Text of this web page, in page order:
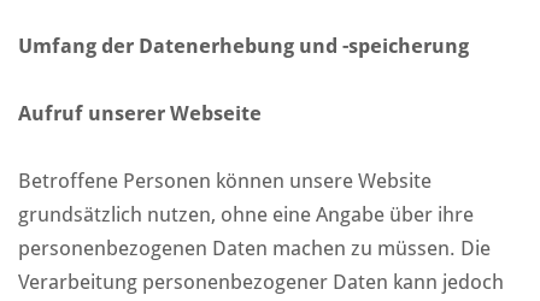
Umfang der Datenerhebung und -speicherung
Aufruf unserer Webseite
Betroffene Personen können unsere Website
grundsätzlich nutzen, ohne eine Angabe über ihre
personenbezogenen Daten machen zu müssen. Die
Verarbeitung personenbezogener Daten kann jedoch